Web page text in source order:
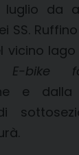
da
SS.
vicino lago
E-bike
e